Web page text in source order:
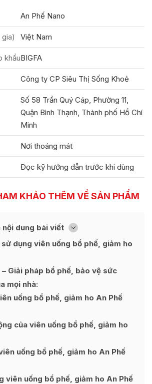
An Phế Nano
Việt Nam
khẩuBIGFA
Công ty CP Siêu Thị Sống Khoẻ
Số 58 Trần Quý Cáp, Phường 11,
Quận Bình Thạnh, Thành phố Hồ Chí
Minh
Nơi thoáng mát
Đọc kỹ hướng dẫn trước khi dùng
KHẢO THÊM VỀ SẢN PHẨM
nội dung bài viết [
Ẩn
dụng viên uống bổ phế, giảm ho
– Giải pháp bổ phế, bảo vệ sức
mọi nhà:
uống bổ phế, giảm ho An Phế
của viên uống bổ phế, giảm ho
uống bổ phế, giảm ho An Phế
viên uống bổ phế, giảm ho An Phế